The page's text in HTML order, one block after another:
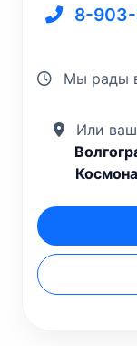
8-
Мы рады
Или